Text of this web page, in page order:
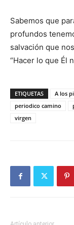
Sabemos que
profundos
salvación que
“Hacer lo que Él
ETIQUETAS A los
periodico camino
virgen